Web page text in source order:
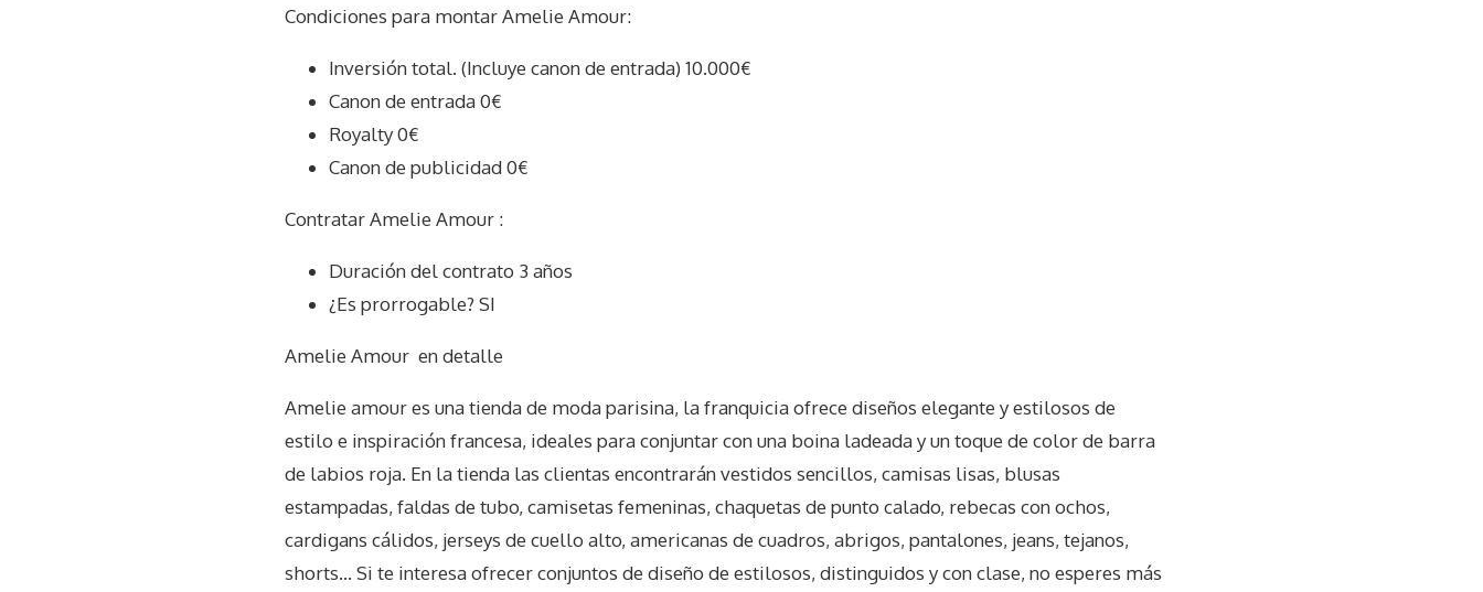
Condiciones para montar Amelie Amour:
Inversión total. (Incluye canon de entrada) 10.000€
Canon de entrada 0€
Royalty 0€
Canon de publicidad 0€
Contratar Amelie Amour :
Duración del contrato 3 años
¿Es prorrogable? SI
Amelie Amour en detalle
Amelie amour es una tienda de moda parisina, la franquicia ofrece diseños elegante y estilosos de
estilo e inspiración francesa, ideales para conjuntar con una boina ladeada y un toque de color de barra
de labios roja. En la tienda las clientas encontrarán vestidos sencillos, camisas lisas, blusas
estampadas, faldas de tubo, camisetas femeninas, chaquetas de punto calado, rebecas con ochos,
cardigans cálidos, jerseys de cuello alto, americanas de cuadros, abrigos, pantalones, jeans, tejanos,
shorts… Si te interesa ofrecer conjuntos de diseño de estilosos, distinguidos y con clase, no esperes más